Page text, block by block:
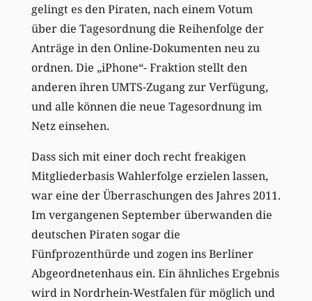
gelingt es den Piraten, nach einem Votum
über die Tagesordnung die Reihenfolge der
Anträge in den Online-Dokumenten neu zu
ordnen. Die „iPhone“- Fraktion stellt den
anderen ihren UMTS-Zugang zur Verfügung,
und alle können die neue Tagesordnung im
Netz einsehen.
Dass sich mit einer doch recht freakigen
Mitgliederbasis Wahlerfolge erzielen lassen,
war eine der Überraschungen des Jahres 2011.
Im vergangenen September überwanden die
deutschen Piraten sogar die
Fünfprozenthürde und zogen ins Berliner
Abgeordnetenhaus ein. Ein ähnliches Ergebnis
wird in Nordrhein-Westfalen für möglich und